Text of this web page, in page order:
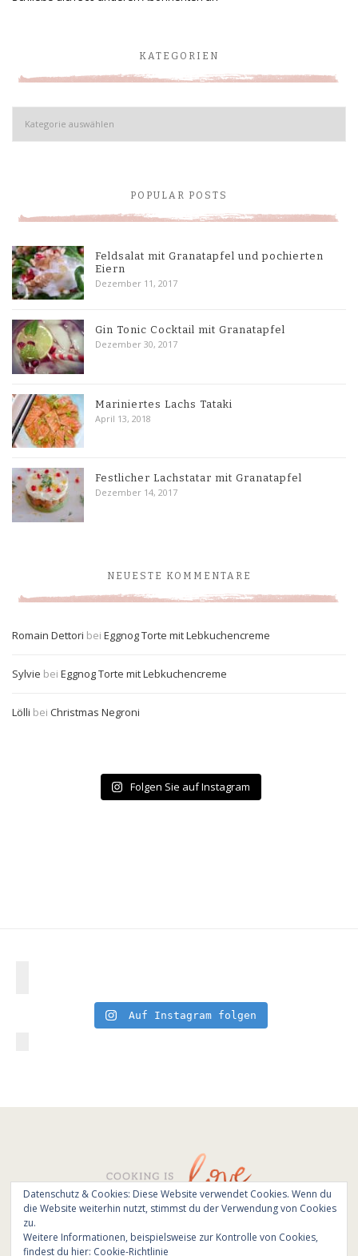
KATEGORIEN
Kategorien
POPULAR POSTS
Feldsalat mit Granatapfel und pochierten
Eiern
Dezember 11, 2017
Gin Tonic Cocktail mit Granatapfel
Dezember 30, 2017
Mariniertes Lachs Tataki
April 13, 2018
Festlicher Lachstatar mit Granatapfel
Dezember 14, 2017
NEUESTE KOMMENTARE
Romain Dettori bei Eggnog Torte mit Lebkuchencreme
Sylvie bei Eggnog Torte mit Lebkuchencreme
Lölli bei Christmas Negroni
Folgen Sie auf Instagram
Auf Instagram folgen
© All Rights Reserved - Cooking is love 2017.
Datenschutz & Cookies: Diese Website verwendet Cookies. Wenn du
die Website weiterhin nutzt, stimmst du der Verwendung von Cookies
zu.
Weitere Informationen, beispielsweise zur Kontrolle von Cookies,
findest du hier: Cookie-Richtlinie